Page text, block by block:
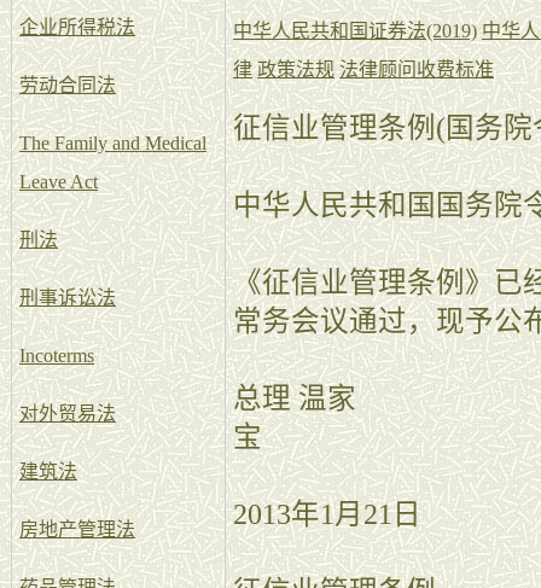
企业所得税法
劳动合同法
The Family and Medical
Leave Act
刑法
刑事诉讼法
Incoterms
对外贸易法
建筑法
房地产管理法
中华人民共和国证券法(2019) 中华
律 政策法规 法律顾问收费标准
征信业管理条例(国务院
中华人民共和国国务院
《征信业管理条例》已
常务会议通过，现予公
总理 温家
2013年1月21日